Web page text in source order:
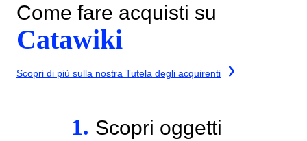
Come fare acquisti su
Catawiki
Scopri di più sulla nostra Tutela degli acquirenti
1. Scopri oggetti